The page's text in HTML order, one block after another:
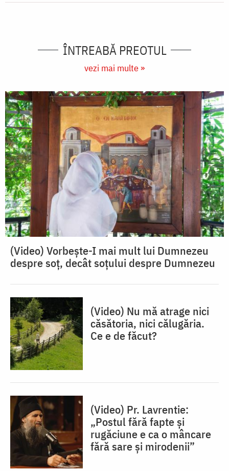
ÎNTREABĂ PREOTUL
vezi mai multe »
(Video) Vorbește-I mai mult lui Dumnezeu
despre soț, decât soțului despre Dumnezeu
(Video) Nu mă atrage nici
căsătoria, nici călugăria.
Ce e de făcut?
(Video) Pr. Lavrentie:
„Postul fără fapte și
rugăciune e ca o mâncare
fără sare și mirodenii”